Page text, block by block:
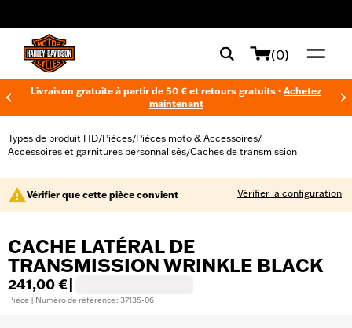
(0)
Livraison gratuite à partir de 50 € et retours gratuits - Achetez
maintenant
Types de produit HD/Pièces/Pièces moto & Accessoires/
Accessoires et garnitures personnalisés/Caches de transmission
Vérifier que cette pièce convient Vérifier la configuration
CACHE LATÉRAL DE
TRANSMISSION WRINKLE BLACK
241,00 €
Pièce | Numéro de référence : 37135-06